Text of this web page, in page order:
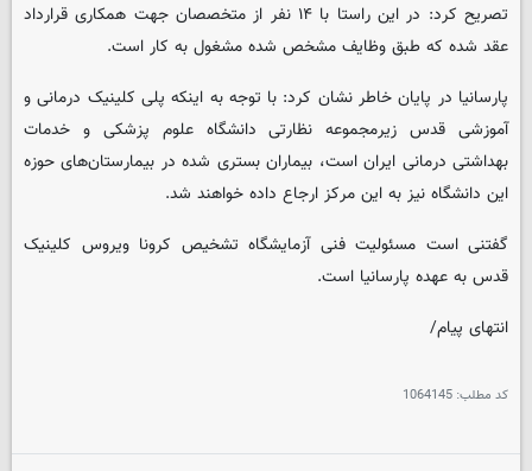
تصریح کرد: در این راستا با ۱۴ نفر از متخصصان جهت همکاری قرارداد
عقد شده که طبق وظایف مشخص شده مشغول به کار است.
پارسانیا در پایان خاطر نشان کرد: با توجه به اینکه پلی کلینیک درمانی و
آموزشی قدس زیرمجموعه نظارتی دانشگاه علوم پزشکی و خدمات
بهداشتی درمانی ایران است، بیماران بستری شده در بیمارستان‌های حوزه
این دانشگاه نیز به این مرکز ارجاع داده خواهند شد.
گفتنی است مسئولیت فنی آزمایشگاه تشخیص کرونا ویروس کلینیک
قدس به عهده پارسانیا است.
انتهای پیام/
کد مطلب: 1064145